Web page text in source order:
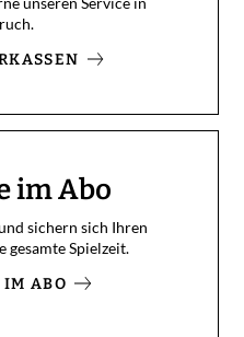
im Abo
sichern sich Ihren
gesamte Spielzeit.
IM ABO